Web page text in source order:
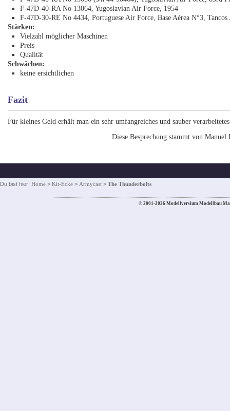
F-47D-40-RA No 13064, Yugoslavian Air Force, 1954
F-47D-30-RE No 4434, Portuguese Air Force, Base Aérea N°3,
Stärken:
Vielzahl möglicher Maschinen
Preis
Qualität
Schwächen:
keine ersichtlichen
Fazit
Für kleines Geld erhält man ein sehr umfangreiches und sauber
Diese Besprechung stammt von
Du bist hier: Home > Kit-Ecke > Armycast > The Thunderbolts
© 2001-2026 Modellversium Modellbau